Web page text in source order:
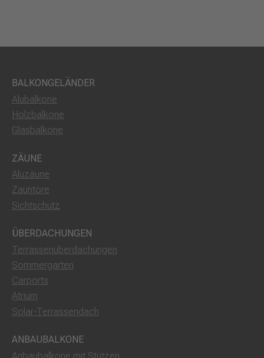
BALKONGELÄNDER
Alubalkone
Holzbalkone
Glasbalkone
ZÄUNE
Aluzäune
Zauntore
Sichtschutz
ÜBERDACHUNGEN
Terrassenüberdachungen
Sommergarten
Carports
Atrium
Solar-Terrassendach
ANBAUBALKONE